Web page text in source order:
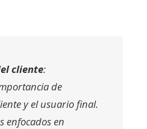
cliente:
de
y el usuario final.
enfocados en